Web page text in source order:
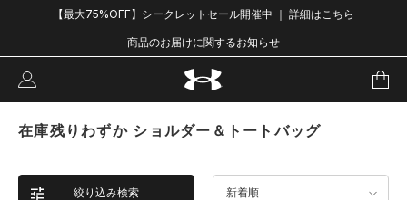
【最大75%OFF】シークレットセール開催中 ｜ 詳細はこちら
商品のお届けに関するお知らせ
在庫残りわずか ショルダー＆トートバッグ
絞り込み検索 新着順